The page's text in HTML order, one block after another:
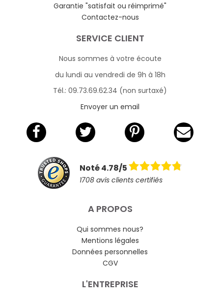
Garantie "satisfait ou réimprimé"
Contactez-nous
SERVICE CLIENT
Nous sommes à votre écoute
du lundi au vendredi de 9h à 18h
Tél.: 09.73.69.62.34 (non surtaxé)
Envoyer un email
Noté 4.78/5
1708 avis clients certifiés
A PROPOS
Qui sommes nous?
Mentions légales
Données personnelles
CGV
L'ENTREPRISE